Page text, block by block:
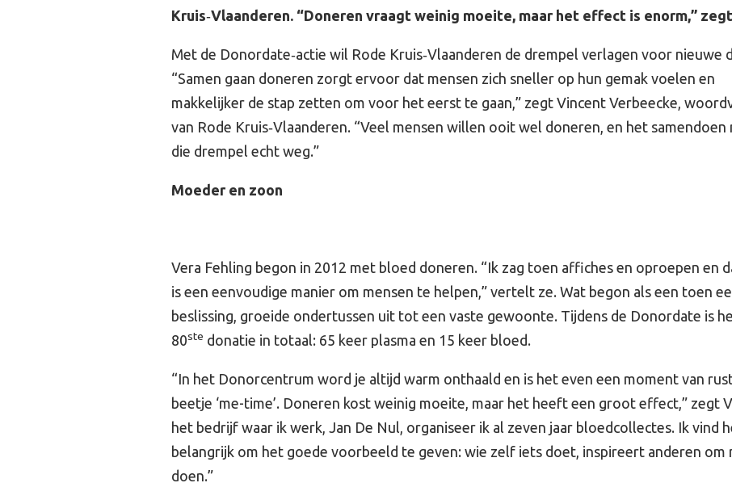
Kruis‑Vlaanderen. “Doneren vraagt weinig moeite, maar het effect is enorm,”
Met de Donordate‑actie wil Rode Kruis‑Vlaanderen de drempel verlagen voor nieuwe
“Samen gaan doneren zorgt ervoor dat mensen zich sneller op hun gemak voelen en
makkelijker de stap zetten om voor het eerst te gaan,” zegt Vincent Verbeecke,
van Rode Kruis‑Vlaanderen. “Veel mensen willen ooit wel doneren, en het samendoen
die drempel echt weg.”
Moeder en zoon
Vera Fehling begon in 2012 met bloed doneren. “Ik zag toen affiches en oproepen en
is een eenvoudige manier om mensen te helpen,” vertelt ze. Wat begon als een toen
beslissing, groeide ondertussen uit tot een vaste gewoonte. Tijdens de Donordate is
80ste donatie in totaal: 65 keer plasma en 15 keer bloed.
“In het Donorcentrum word je altijd warm onthaald en is het even een moment van
beetje ‘me-time’. Doneren kost weinig moeite, maar het heeft een groot effect,” zegt
het bedrijf waar ik werk, Jan De Nul, organiseer ik al zeven jaar bloedcollectes. Ik vind
belangrijk om het goede voorbeeld te geven: wie zelf iets doet, inspireert anderen om
doen.”